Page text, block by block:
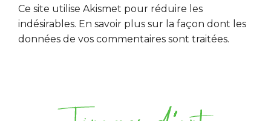
Ce site utilise Akismet pour réduire les
indésirables. En savoir plus sur la façon dont les
données de vos commentaires sont traitées.